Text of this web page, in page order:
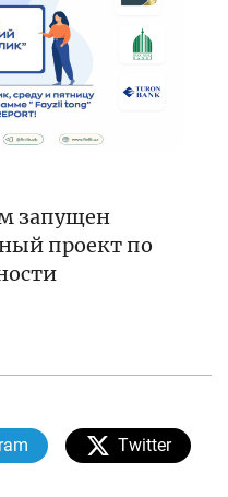
запущен
проект по
Twitter